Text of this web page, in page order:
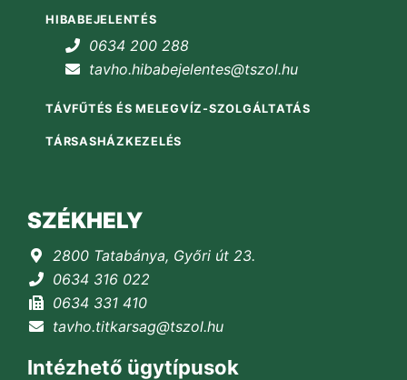
HIBABEJELENTÉS
0634 200 288
tavho.hibabejelentes@tszol.hu
TÁVFŰTÉS ÉS MELEGVÍZ-SZOLGÁLTATÁS
TÁRSASHÁZKEZELÉS
SZÉKHELY
2800 Tatabánya, Győri út 23.
0634 316 022
0634 331 410
tavho.titkarsag@tszol.hu
Intézhető ügytípusok